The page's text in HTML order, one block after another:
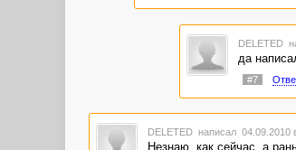
DELETED
да
#7
DELETED написал 04.09.2010
Незнаю, как сейчас, а